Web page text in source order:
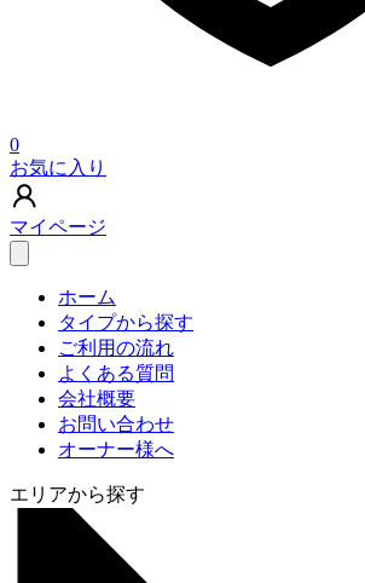
0
お気に入り
マイページ
ホーム
タイプから探す
ご利用の流れ
よくある質問
会社概要
お問い合わせ
オーナー様へ
エリアから探す